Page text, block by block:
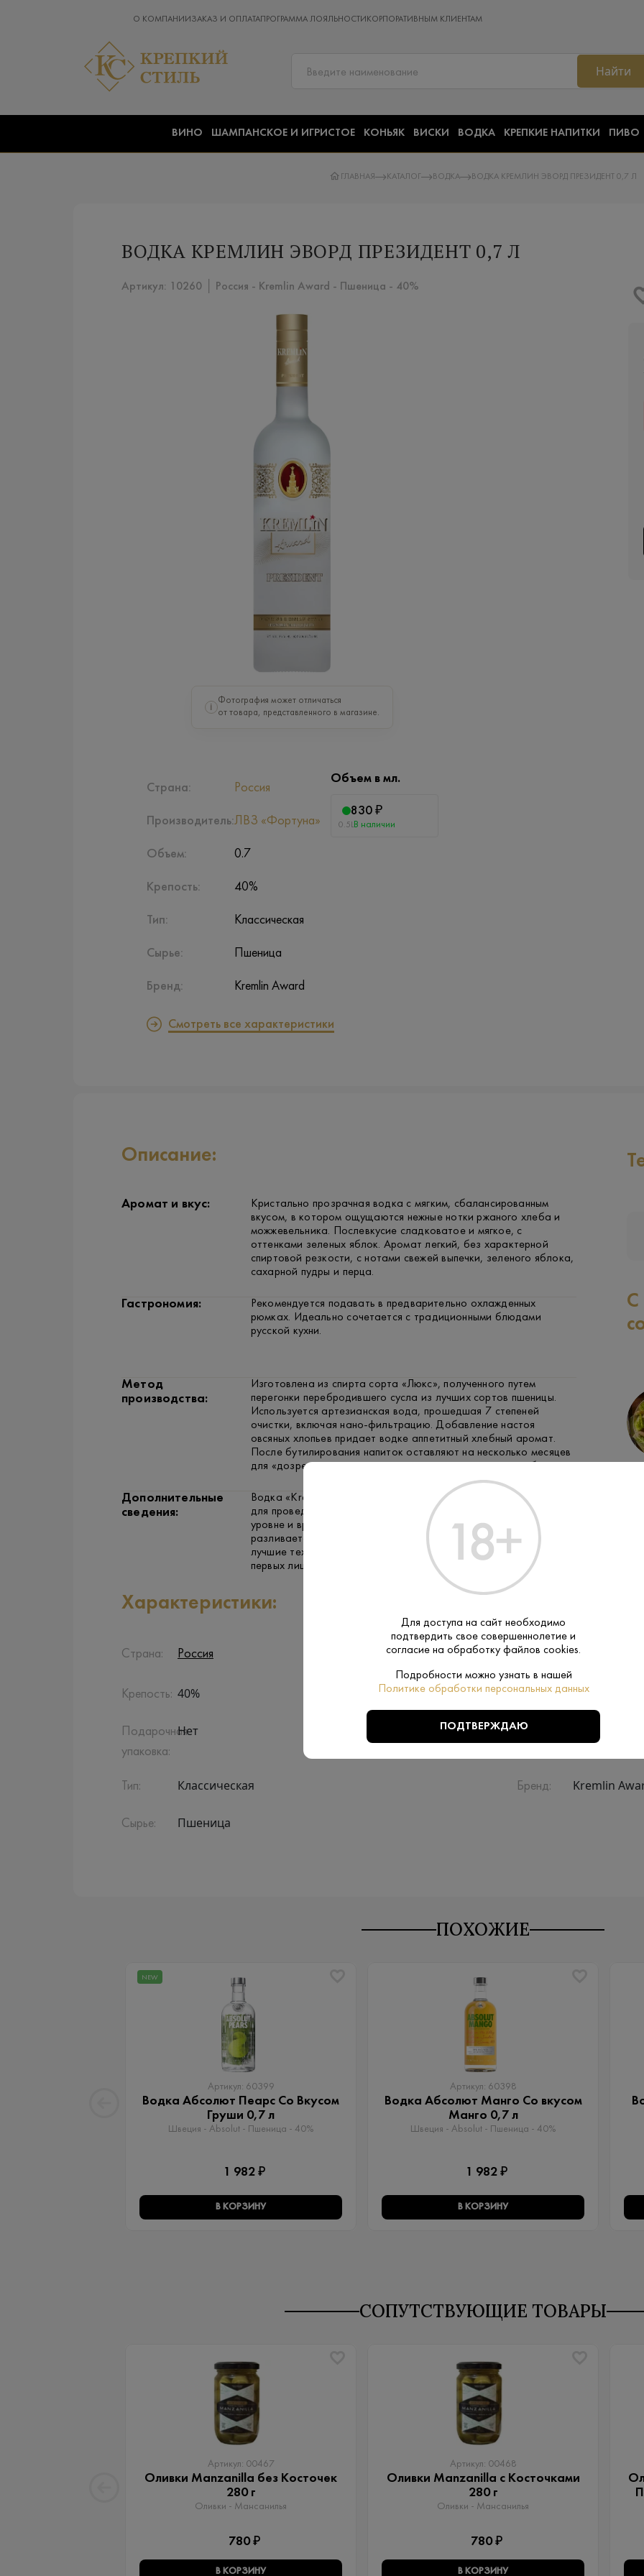
О КОМПАНИИ ЗАКАЗ И ОПЛАТАПРОГРАММА ЛОЯЛЬНОСТИ КОРПОРАТИВНЫМ КЛИЕНТАМ
Найти
ВИНО ШАМПАНСКОЕ И ИГРИСТОЕ КОНЬЯК ВИСКИ ВОДКА КРЕПКИЕ НАПИТКИ ПИВО
ГЛАВНАЯ КАТАЛОГ ВОДКА ВОДКА КРЕМЛИН ЭВОРД ПРЕЗИДЕНТ 0,7 Л
ВОДКА КРЕМЛИН ЭВОРД ПРЕЗИДЕНТ 0,7 Л
Артикул: 10260 │ Россия - Kremlin Award - Пшеница - 40%
i
Фотография может отличаться
от товара, представленного в магазине.
Страна:
Производитель:
Объем:
Крепость:
Тип:
Сырье:
Бренд:
Россия
ЛВЗ «Фортуна»
0.7
40%
Классическая
Пшеница
Kremlin Award
Смотреть все характеристики
Объем в мл.
830 ₽
0.5LВ наличии
Описание:
Аромат и вкус:
Кристально прозрачная водка с мягким, сбалансированным
вкусом, в котором ощущаются нежные нотки ржаного хлеба и
можжевельника. Послевкусие сладковатое и мягкое, с
оттенками зеленых яблок. Аромат легкий, без характерной
спиртовой резкости, с нотами свежей выпечки, зеленого яблока,
сахарной пудры и перца.
Гастрономия:
Рекомендуется подавать в предварительно охлажденных
рюмках. Идеально сочетается с традиционными блюдами
русской кухни.
Метод
производства:
Изготовлена из спирта сорта «Люкс», полученного путем
перегонки перебродившего сусла из лучших сортов пшеницы.
Используется артезианская вода, прошедшая 7 степеней
очистки, включая нано-фильтрацию. Добавление настоя
овсяных хлопьев придает водке аппетитный хлебный аромат.
После бутилирования напиток оставляют на несколько месяцев
для «дозревания», что создает во вкусе интересную глубину.
Дополнительные
сведения:
Водка «Kremlin Award President» изготавливается специально
для проведения дипломатических приемов, встреч на высшем
уровне и вручения наград от первых лиц государства. Она
разливается ограниченной партией, а ее рецептура объединяет
лучшие технологии приготовления премиальной водки для
первых лиц государства.
С
Характеристики:
Страна: Россия Производитель:
ЛВЗ
Крепость: 40% Объем: 0.7 L
Подарочная
упаковка:
Нет
Температура
Тип: Классическая Бренд: Kremlin
Сырье: Пшеница
ПОХОЖИЕ
NEW
Артикул: 60399
Водка Абсолют Пеарс Со Вкусом
Груши 0,7 л
Швеция - Absolut - Пшеница - 40%
1 982 ₽
В КОРЗИНУ
Артикул: 60398
Водка Абсолют Манго Со вкусом
Манго 0,7 л
Швеция - Absolut - Пшеница - 40%
1 982 ₽
В КОРЗИНУ
СОПУТСТВУЮЩИЕ ТОВАРЫ
Артикул: 00467
Оливки Manzanilla без Косточек
280 г
Оливки - Мансанилья
780 ₽
В КОРЗИНУ
Артикул: 00468
Оливки Manzanilla с Косточками
280 г
Оливки - Мансанилья
780 ₽
В КОРЗИНУ
Для доступа на сайт необходимо
подтвердить свое совершеннолетие и
согласие на обработку файлов cookies.
Подробности можно узнать в нашей
Политике обработки персональных данных
ПОДТВЕРЖДАЮ